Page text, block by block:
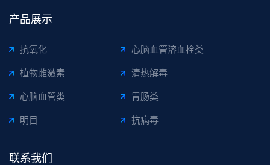
产品展示
抗氧化 心脑血管溶血栓类
植物雌激素 清热解毒
心脑血管类 胃肠类
明目 抗病毒
联系我们